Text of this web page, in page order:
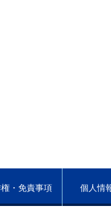
・免責事項 個人情